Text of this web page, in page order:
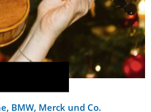
BMW, Merck und Co.